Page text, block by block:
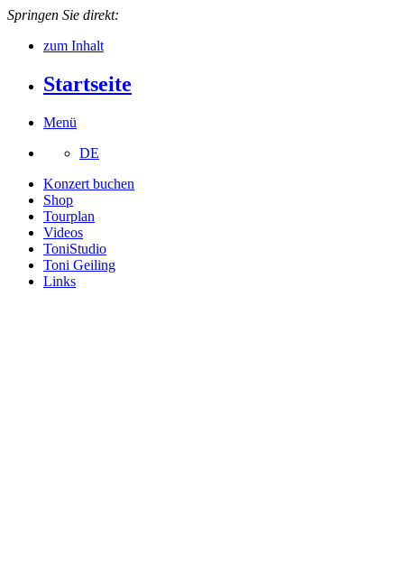
Springen Sie direkt:
zum Inhalt
Startseite
Menü
DE
Konzert buchen
Shop
Tourplan
Videos
ToniStudio
Toni Geiling
Links